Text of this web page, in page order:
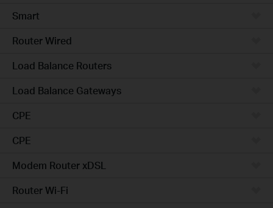
Smart
Router Wired
Load Balance Routers
Load Balance Gateways
CPE
CPE
Modem Router xDSL
Router Wi-Fi